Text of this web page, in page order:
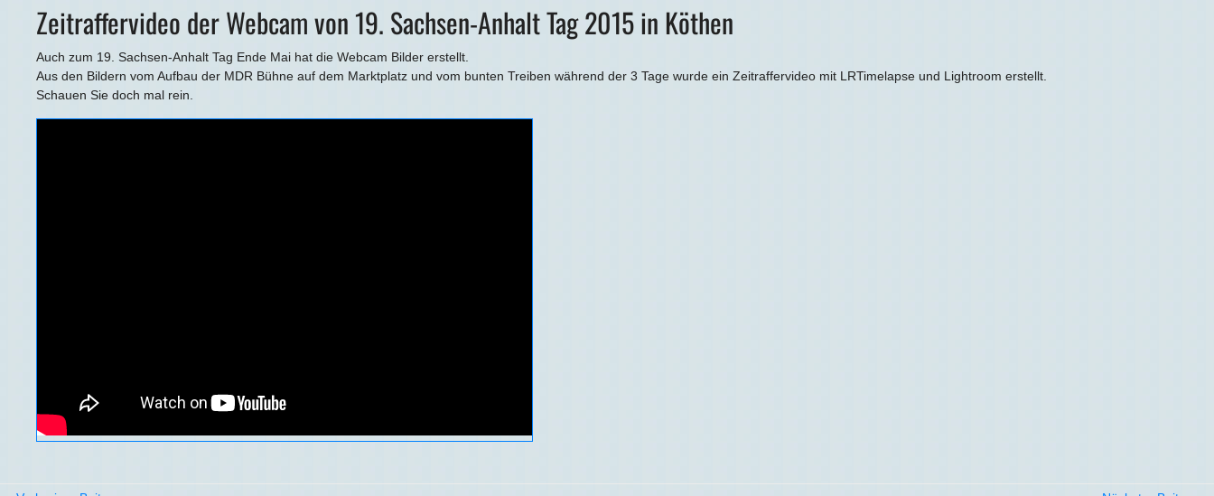
Zeitraffervideo der Webcam von 19. Sachsen-Anhalt Tag 2015 in Köthen
Auch zum 19. Sachsen-Anhalt Tag Ende Mai hat die Webcam Bilder erstellt.
Aus den Bildern vom Aufbau der MDR Bühne auf dem Marktplatz und vom bunten Treiben während der 3 Tage wurde ein Zeitraffervideo mit LRTimelapse und Lightroom erstellt.
Schauen Sie doch mal rein.